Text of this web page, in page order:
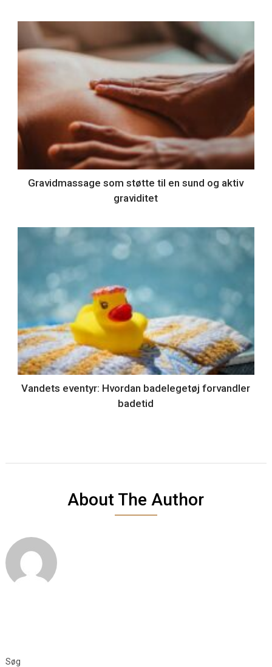
Gravidmassage som støtte til en sund og aktiv
graviditet
Vandets eventyr: Hvordan badelegetøj forvandler
badetid
About The Author
Søg